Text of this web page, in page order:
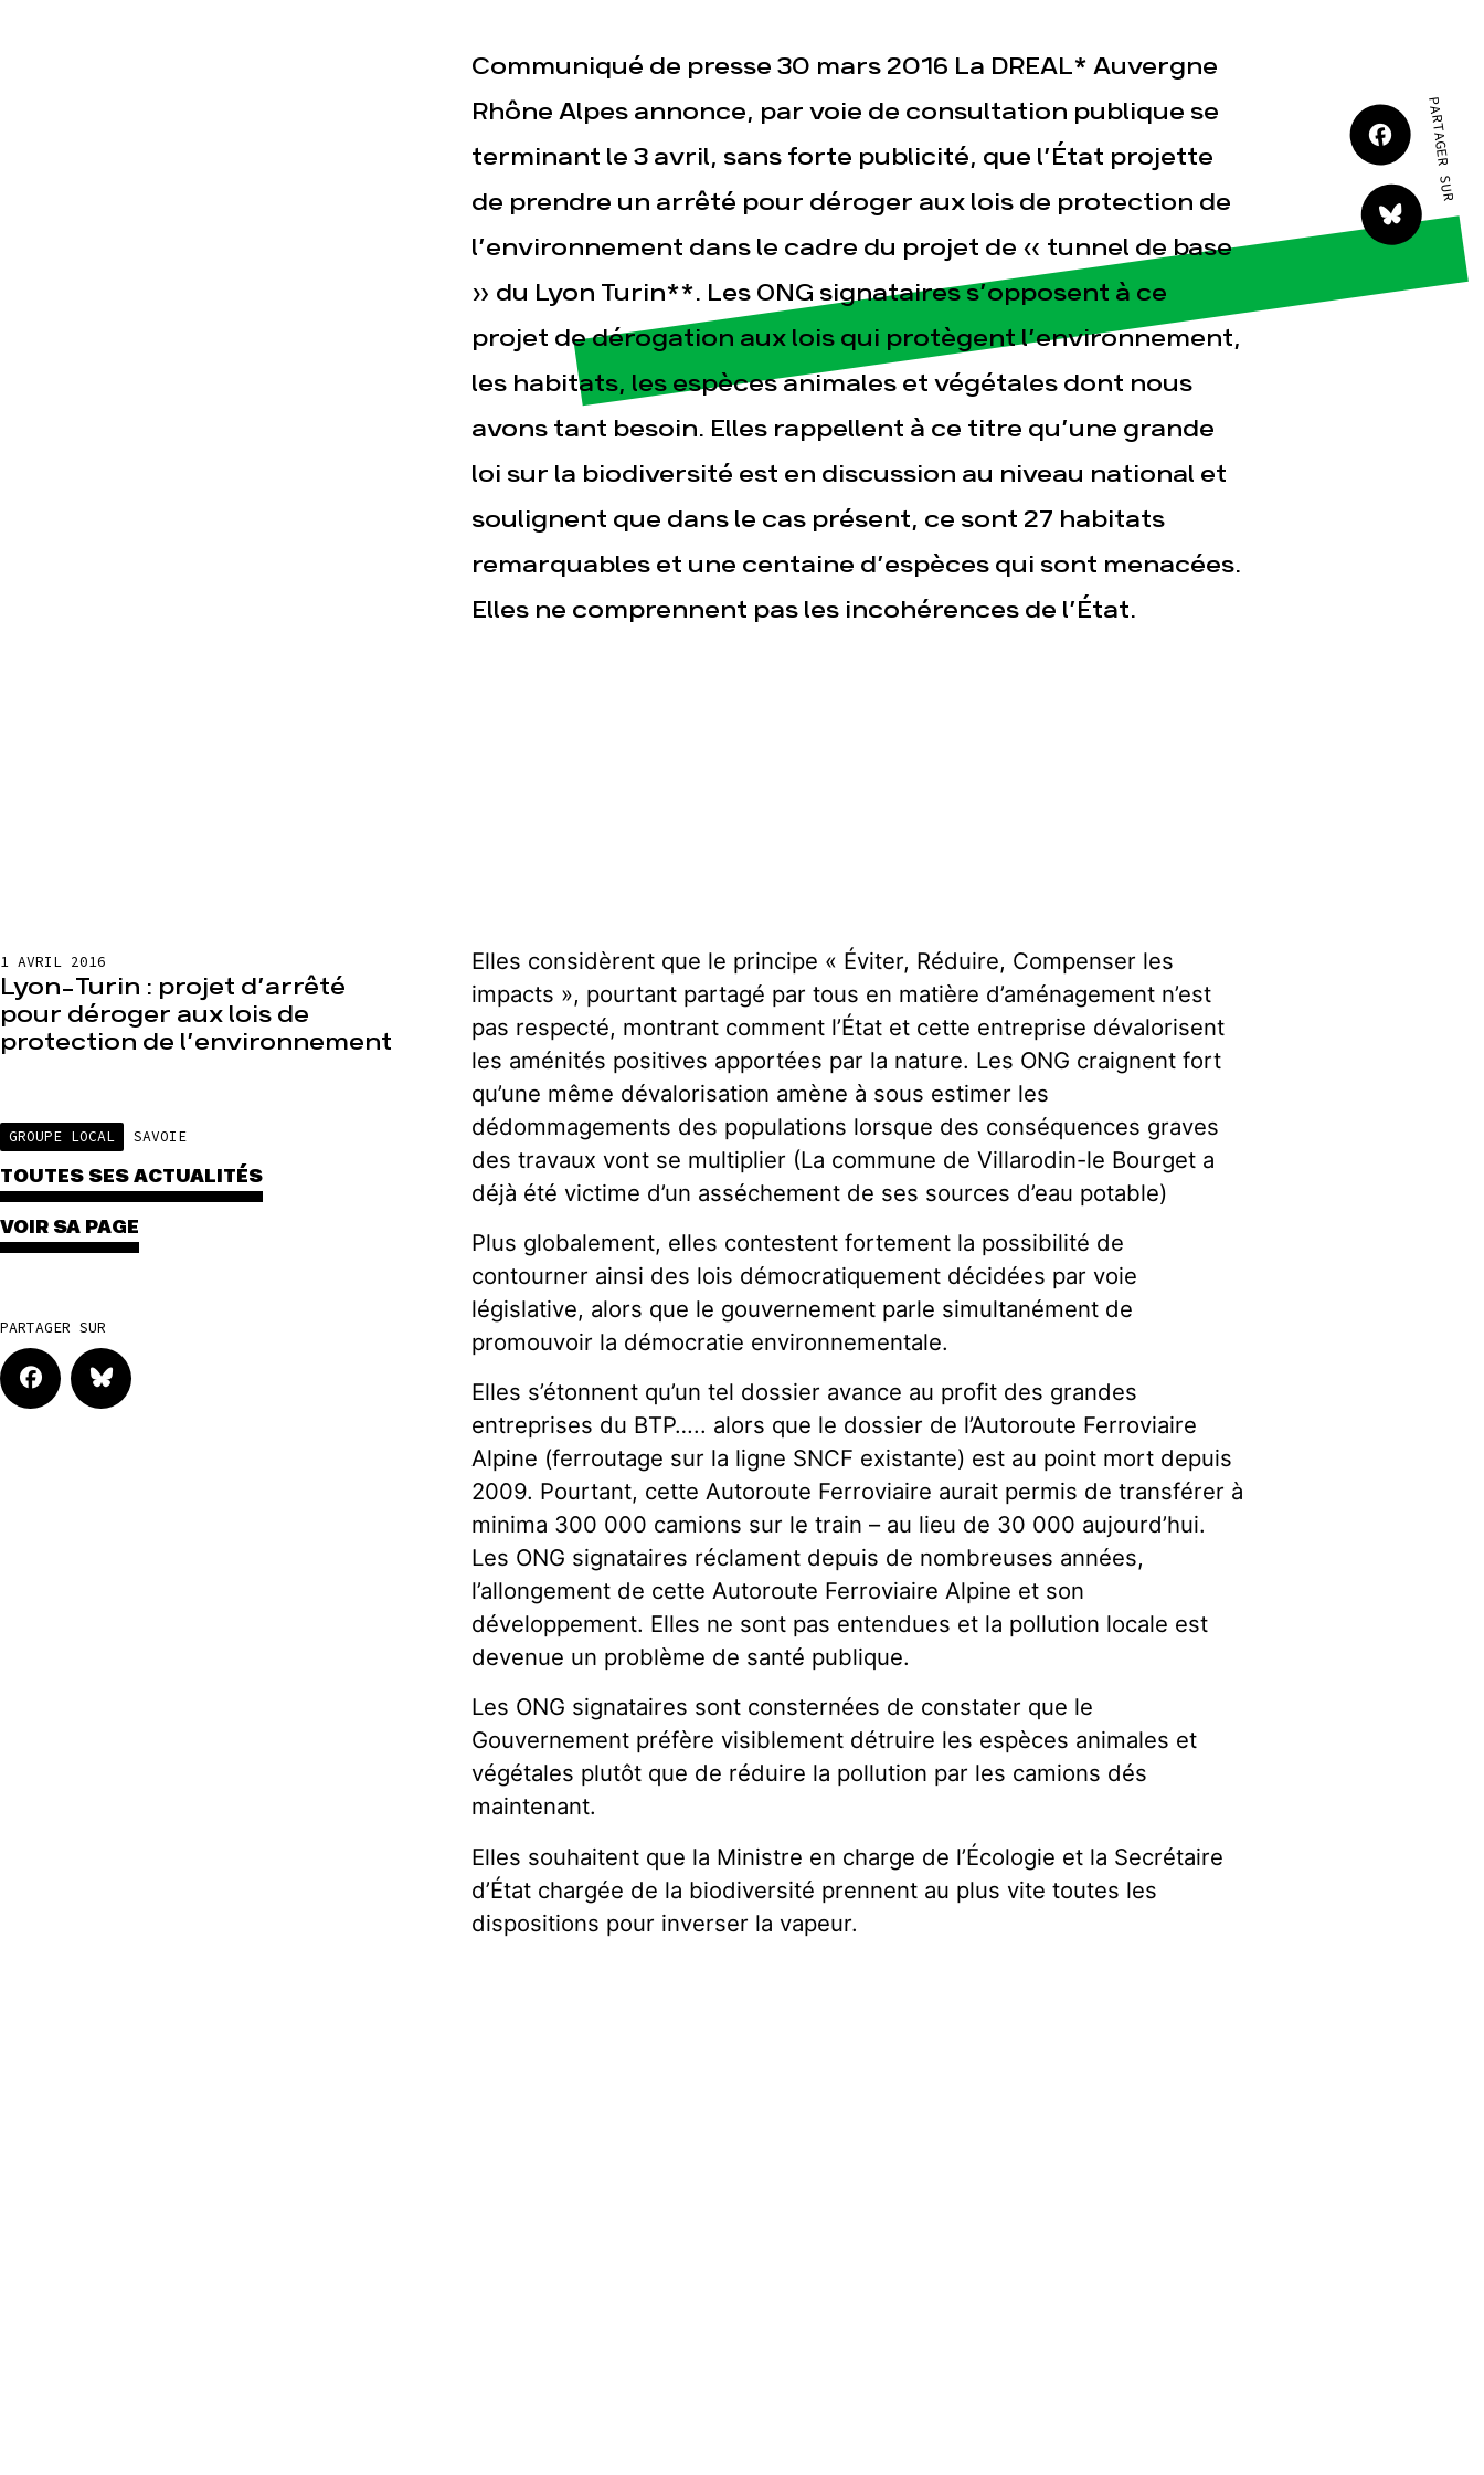
Espace presse Publications Contact
Communiqué de presse 30 mars 2016 La DREAL* Auvergne
Rhône Alpes annonce, par voie de consultation publique se
terminant le 3 avril, sans forte publicité, que l’État projette
de prendre un arrêté pour déroger aux lois de protection de
l’environnement dans le cadre du projet de « tunnel de base
» du Lyon Turin**. Les ONG signataires s’opposent à ce
projet de dérogation aux lois qui protègent l’environnement,
les habitats, les espèces animales et végétales dont nous
avons tant besoin. Elles rappellent à ce titre qu’une grande
loi sur la biodiversité est en discussion au niveau national et
soulignent que dans le cas présent, ce sont 27 habitats
remarquables et une centaine d’espèces qui sont menacées.
Elles ne comprennent pas les incohérences de l’État.
PARTAGER SUR
1 AVRIL 2016
Lyon-Turin : projet d’arrêté
pour déroger aux lois de
protection de l’environnement
GROUPE LOCAL SAVOIE
TOUTES SES ACTUALITÉS
VOIR SA PAGE
PARTAGER SUR
Elles considèrent que le principe « Éviter, Réduire, Compenser les
impacts », pourtant partagé par tous en matière d’aménagement n’est
pas respecté, montrant comment l’État et cette entreprise dévalorisent
les aménités positives apportées par la nature. Les ONG craignent fort
qu’une même dévalorisation amène à sous estimer les
dédommagements des populations lorsque des conséquences graves
des travaux vont se multiplier (La commune de Villarodin-le Bourget a
déjà été victime d’un asséchement de ses sources d’eau potable)
Plus globalement, elles contestent fortement la possibilité de
contourner ainsi des lois démocratiquement décidées par voie
législative, alors que le gouvernement parle simultanément de
promouvoir la démocratie environnementale.
Elles s’étonnent qu’un tel dossier avance au profit des grandes
entreprises du BTP….. alors que le dossier de l’Autoroute Ferroviaire
Alpine (ferroutage sur la ligne SNCF existante) est au point mort depuis
2009. Pourtant, cette Autoroute Ferroviaire aurait permis de transférer à
minima 300 000 camions sur le train – au lieu de 30 000 aujourd’hui.
Les ONG signataires réclament depuis de nombreuses années,
l’allongement de cette Autoroute Ferroviaire Alpine et son
développement. Elles ne sont pas entendues et la pollution locale est
devenue un problème de santé publique.
Les ONG signataires sont consternées de constater que le
Gouvernement préfère visiblement détruire les espèces animales et
végétales plutôt que de réduire la pollution par les camions dés
maintenant.
Elles souhaitent que la Ministre en charge de l’Écologie et la Secrétaire
d’État chargée de la biodiversité prennent au plus vite toutes les
dispositions pour inverser la vapeur.